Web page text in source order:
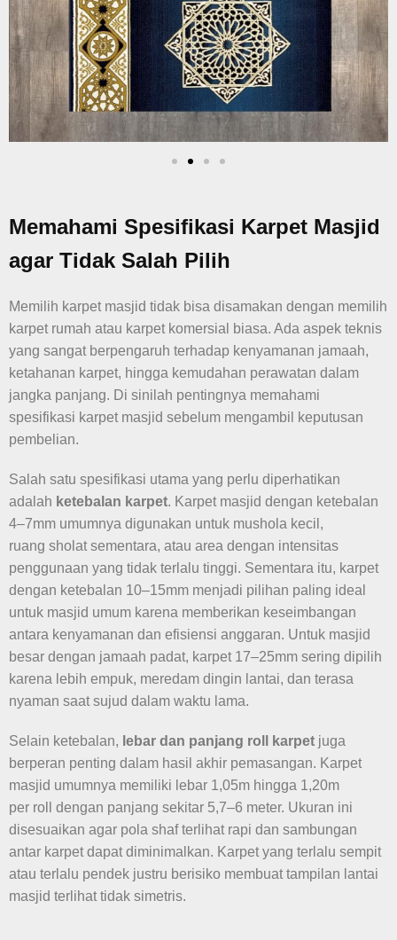
Memahami Spesifikasi Karpet Masjid
agar Tidak Salah Pilih
Memilih karpet masjid tidak bisa disamakan dengan memilih
karpet rumah atau karpet komersial biasa. Ada aspek teknis
yang sangat berpengaruh terhadap kenyamanan jamaah,
ketahanan karpet, hingga kemudahan perawatan dalam
jangka panjang. Di sinilah pentingnya memahami
spesifikasi karpet masjid sebelum mengambil keputusan
pembelian.
Salah satu spesifikasi utama yang perlu diperhatikan
adalah ketebalan karpet. Karpet masjid dengan ketebalan
4–7mm umumnya digunakan untuk mushola kecil,
ruang sholat sementara, atau area dengan intensitas
penggunaan yang tidak terlalu tinggi. Sementara itu, karpet
dengan ketebalan 10–15mm menjadi pilihan paling ideal
untuk masjid umum karena memberikan keseimbangan
antara kenyamanan dan efisiensi anggaran. Untuk masjid
besar dengan jamaah padat, karpet 17–25mm sering dipilih
karena lebih empuk, meredam dingin lantai, dan terasa
nyaman saat sujud dalam waktu lama.
Selain ketebalan, lebar dan panjang roll karpet juga
berperan penting dalam hasil akhir pemasangan. Karpet
masjid umumnya memiliki lebar 1,05m hingga 1,20m
per roll dengan panjang sekitar 5,7–6 meter. Ukuran ini
disesuaikan agar pola shaf terlihat rapi dan sambungan
antar karpet dapat diminimalkan. Karpet yang terlalu sempit
atau terlalu pendek justru berisiko membuat tampilan lantai
masjid terlihat tidak simetris.